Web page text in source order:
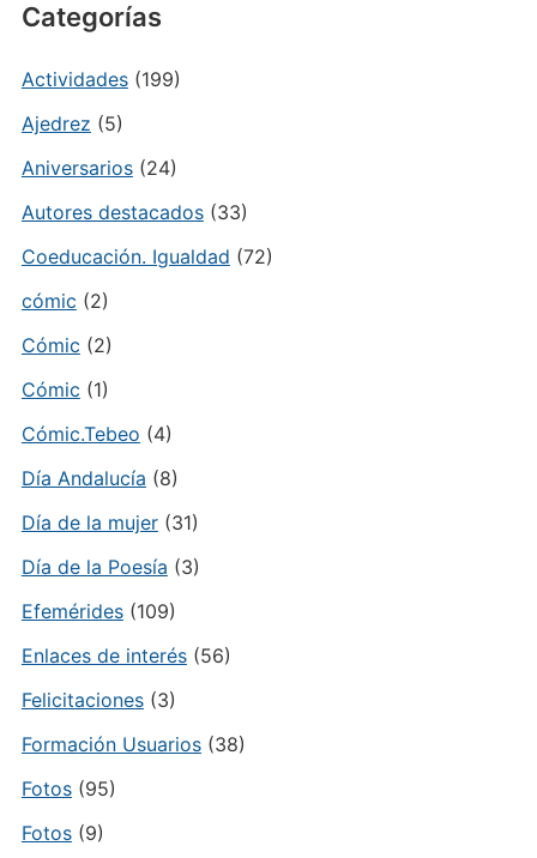
Categorías
Actividades(199)
Ajedrez (5)
Aniversarios(24)
Autores destacados(33)
Coeducación. Igualdad (72)
cómic (2)
Cómic (2)
Cómic (1)
Cómic.Tebeo (4)
Día Andalucía (8)
Día de la mujer(31)
Día de la Poesía (3)
Efemérides(109)
Enlaces de interés(56)
Felicitaciones(3)
Formación Usuarios(38)
Fotos(95)
Fotos(9)